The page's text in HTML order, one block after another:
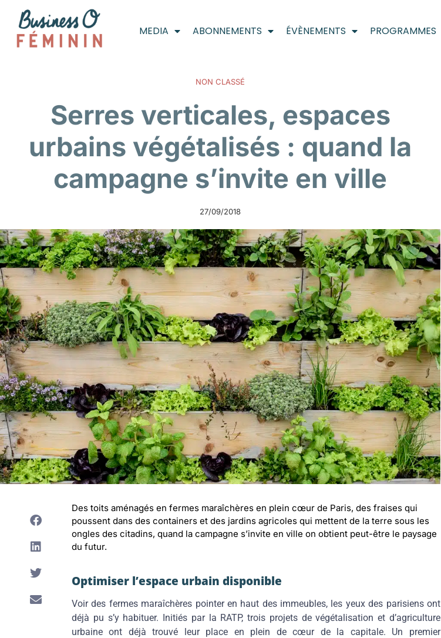
MEDIA ABONNEMENTS ÉVÈNEMENTS PROGRAMMES
NON CLASSÉ
Serres verticales, espaces
urbains végétalisés : quand la
campagne s’invite en ville
27/09/2018
Des toits aménagés en fermes maraîchères en plein cœur de Paris, des fraises qui
poussent dans des containers et des jardins agricoles qui mettent de la terre sous les
ongles des citadins, quand la campagne s’invite en ville on obtient peut-être le paysage
du futur.
Optimiser l’espace urbain disponible
Voir des fermes maraîchères pointer en haut des immeubles, les yeux des parisiens ont
déjà pu s’y habituer. Initiés par la RATP, trois projets de végétalisation et d’agriculture
urbaine ont déjà trouvé leur place en plein de cœur de la capitale. Un premier